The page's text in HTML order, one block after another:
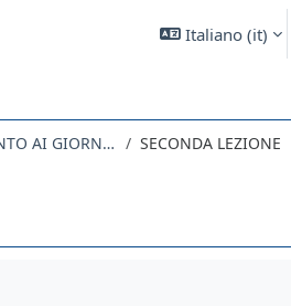
Italiano ‎(it)‎
LA MASSONERIA ITALIANA DAL RISORGIMENTO AI GIORNI NOSTRI SECONDA LEZIONE